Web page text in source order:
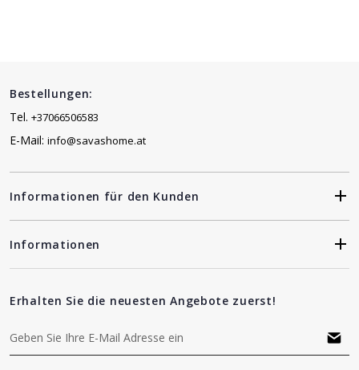
Bestellungen:
Tel. +37066506583
E-Mail: info@savashome.at
Informationen für den Kunden
Informationen
Erhalten Sie die neuesten Angebote zuerst!